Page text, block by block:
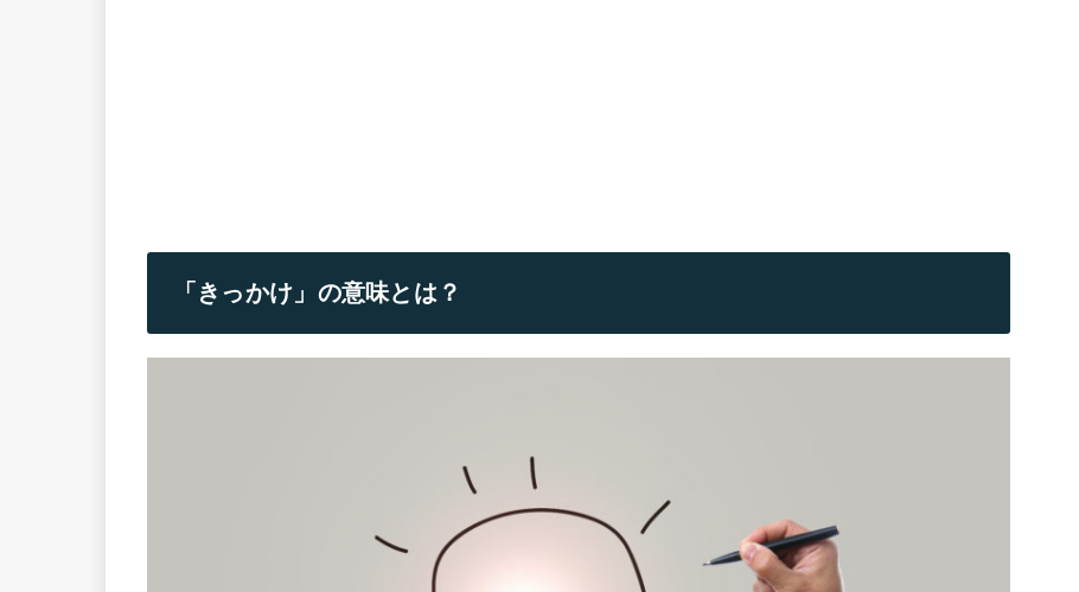
「きっかけ」の意味とは？